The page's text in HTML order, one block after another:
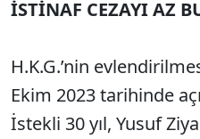
İSTİNAF CEZAYI AZ
H.K.G.’nin
Ekim 2023 tarihinde
İstekli 30 yıl, Yusuf